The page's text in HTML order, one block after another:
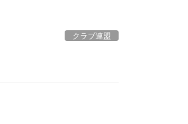
クラブ連盟